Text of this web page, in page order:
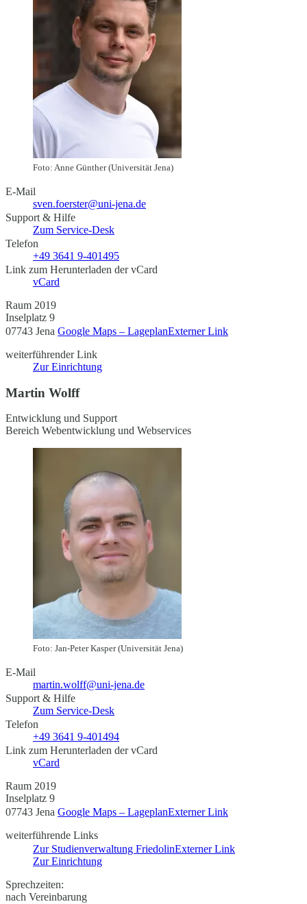
Foto: Anne Günther (Universität Jena)
E-Mail
sven.foerster@uni-jena.de
Support & Hilfe
Zum Service-Desk
Telefon
+49 3641 9-401495
Link zum Herunterladen der vCard
vCard
Raum 2019
Inselplatz 9
07743 Jena Google Maps – LageplanExterner Link
weiterführender Link
Zur Einrichtung
Martin Wolff
Entwicklung und Support
Bereich Webentwicklung und Webservices
Foto: Jan-Peter Kasper (Universität Jena)
E-Mail
martin.wolff@uni-jena.de
Support & Hilfe
Zum Service-Desk
Telefon
+49 3641 9-401494
Link zum Herunterladen der vCard
vCard
Raum 2019
Inselplatz 9
07743 Jena Google Maps – LageplanExterner Link
weiterführende Links
Zur Studienverwaltung FriedolinExterner Link
Zur Einrichtung
Sprechzeiten:
nach Vereinbarung